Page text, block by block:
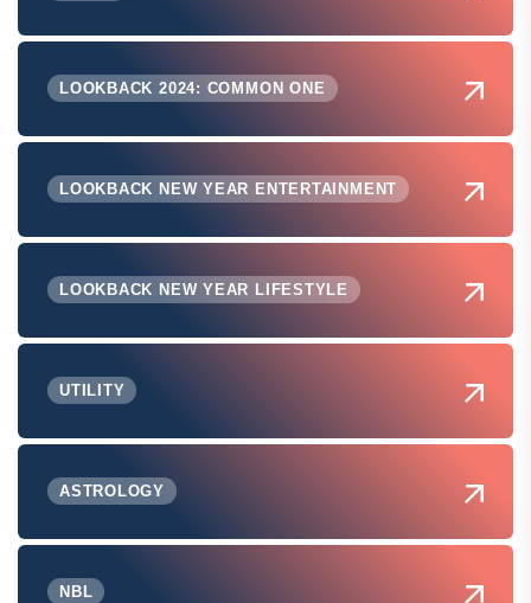
LOOKBACK 2024: COMMON ONE
LOOKBACK NEW YEAR ENTERTAINMENT
LOOKBACK NEW YEAR LIFESTYLE
UTILITY
ASTROLOGY
NBL